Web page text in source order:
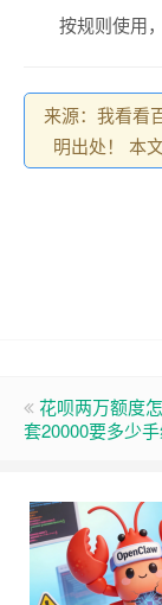
按规则使用
来源：我看看
明出处！ 本
花呗两万额度
套20000要多少手